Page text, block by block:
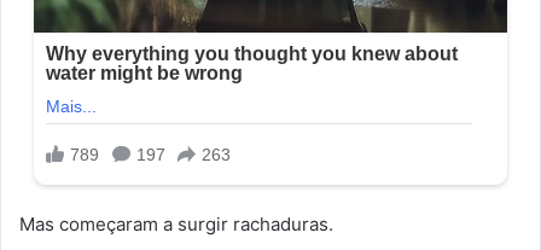
Mas começaram a surgir rachaduras.